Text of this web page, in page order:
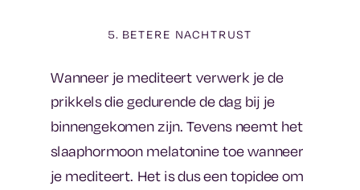
5. BETERE NACHTRUST
Wanneer je mediteert verwerk je de
prikkels die gedurende de dag bij je
binnengekomen zijn. Tevens neemt het
slaaphormoon melatonine toe wanneer
je mediteert. Het is dus een topidee om